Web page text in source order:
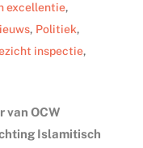
excellentie,
, Politiek,
inspectie,
van OCW
Islamitisch